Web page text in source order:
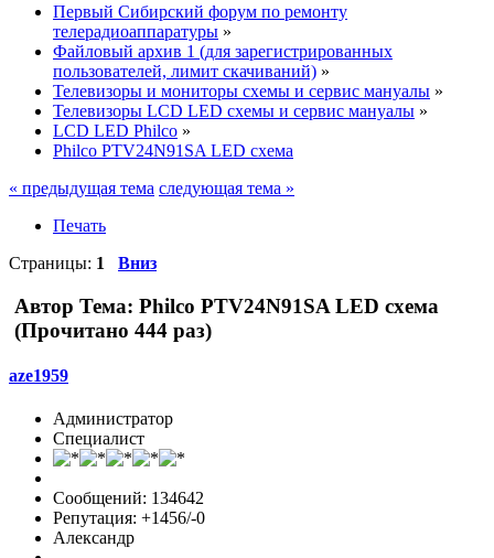
Первый Сибирский форум по ремонту
телерадиоаппаратуры »
Файловый архив 1 (для зарегистрированных
пользователей, лимит скачиваний) »
Телевизоры и мониторы схемы и сервис мануалы »
Телевизоры LCD LED схемы и сервис мануалы »
LCD LED Philco »
Philco PTV24N91SA LED схема
« предыдущая тема следующая тема »
Печать
Страницы: 1 Вниз
Автор Тема: Philco PTV24N91SA LED схема
(Прочитано 444 раз)
aze1959
Администратор
Специалист
Сообщений: 134642
Репутация: +1456/-0
Александр